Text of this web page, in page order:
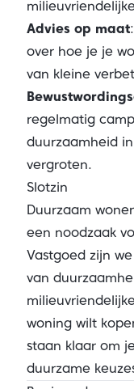
Advies op maat
over hoe je je
van kleine
regelmatig
duurzaamheid
vergroten.
Slotzin
Duurzaam
een noodzaak
Vastgoed zijn
van
woning wilt
staan klaar om
duurzame